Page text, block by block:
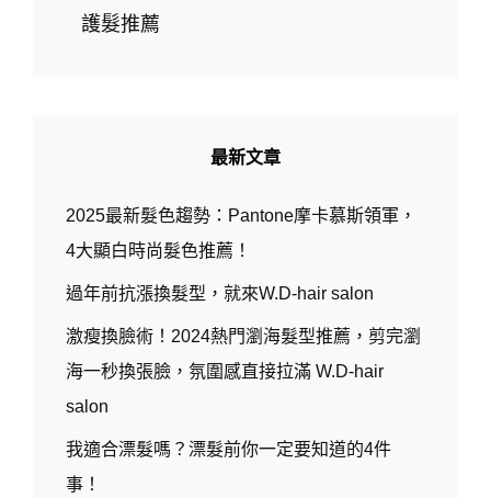
｜
台
SALON
西
屯
店
護髮推薦
最新文章
2025最新髮色趨勢：Pantone摩卡慕斯領軍，
4大顯白時尚髮色推薦！
過年前抗漲換髮型，就來W.D-hair salon
激瘦換臉術！2024熱門瀏海髮型推薦，剪完瀏
海一秒換張臉，氛圍感直接拉滿 W.D-hair
salon
我適合漂髮嗎？漂髮前你一定要知道的4件
事！